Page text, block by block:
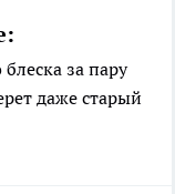
за пару
даже старый